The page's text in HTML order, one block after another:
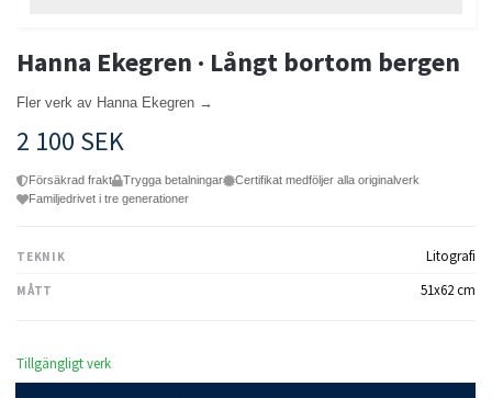
Hanna Ekegren · Långt bortom bergen
Fler verk av Hanna Ekegren →
2 100 SEK
Försäkrad frakt Trygga betalningar
Certifikat medföljer alla originalverk
Familjedrivet i tre generationer
TEKNIK Litografi
MÅTT 51x62 cm
Tillgängligt verk